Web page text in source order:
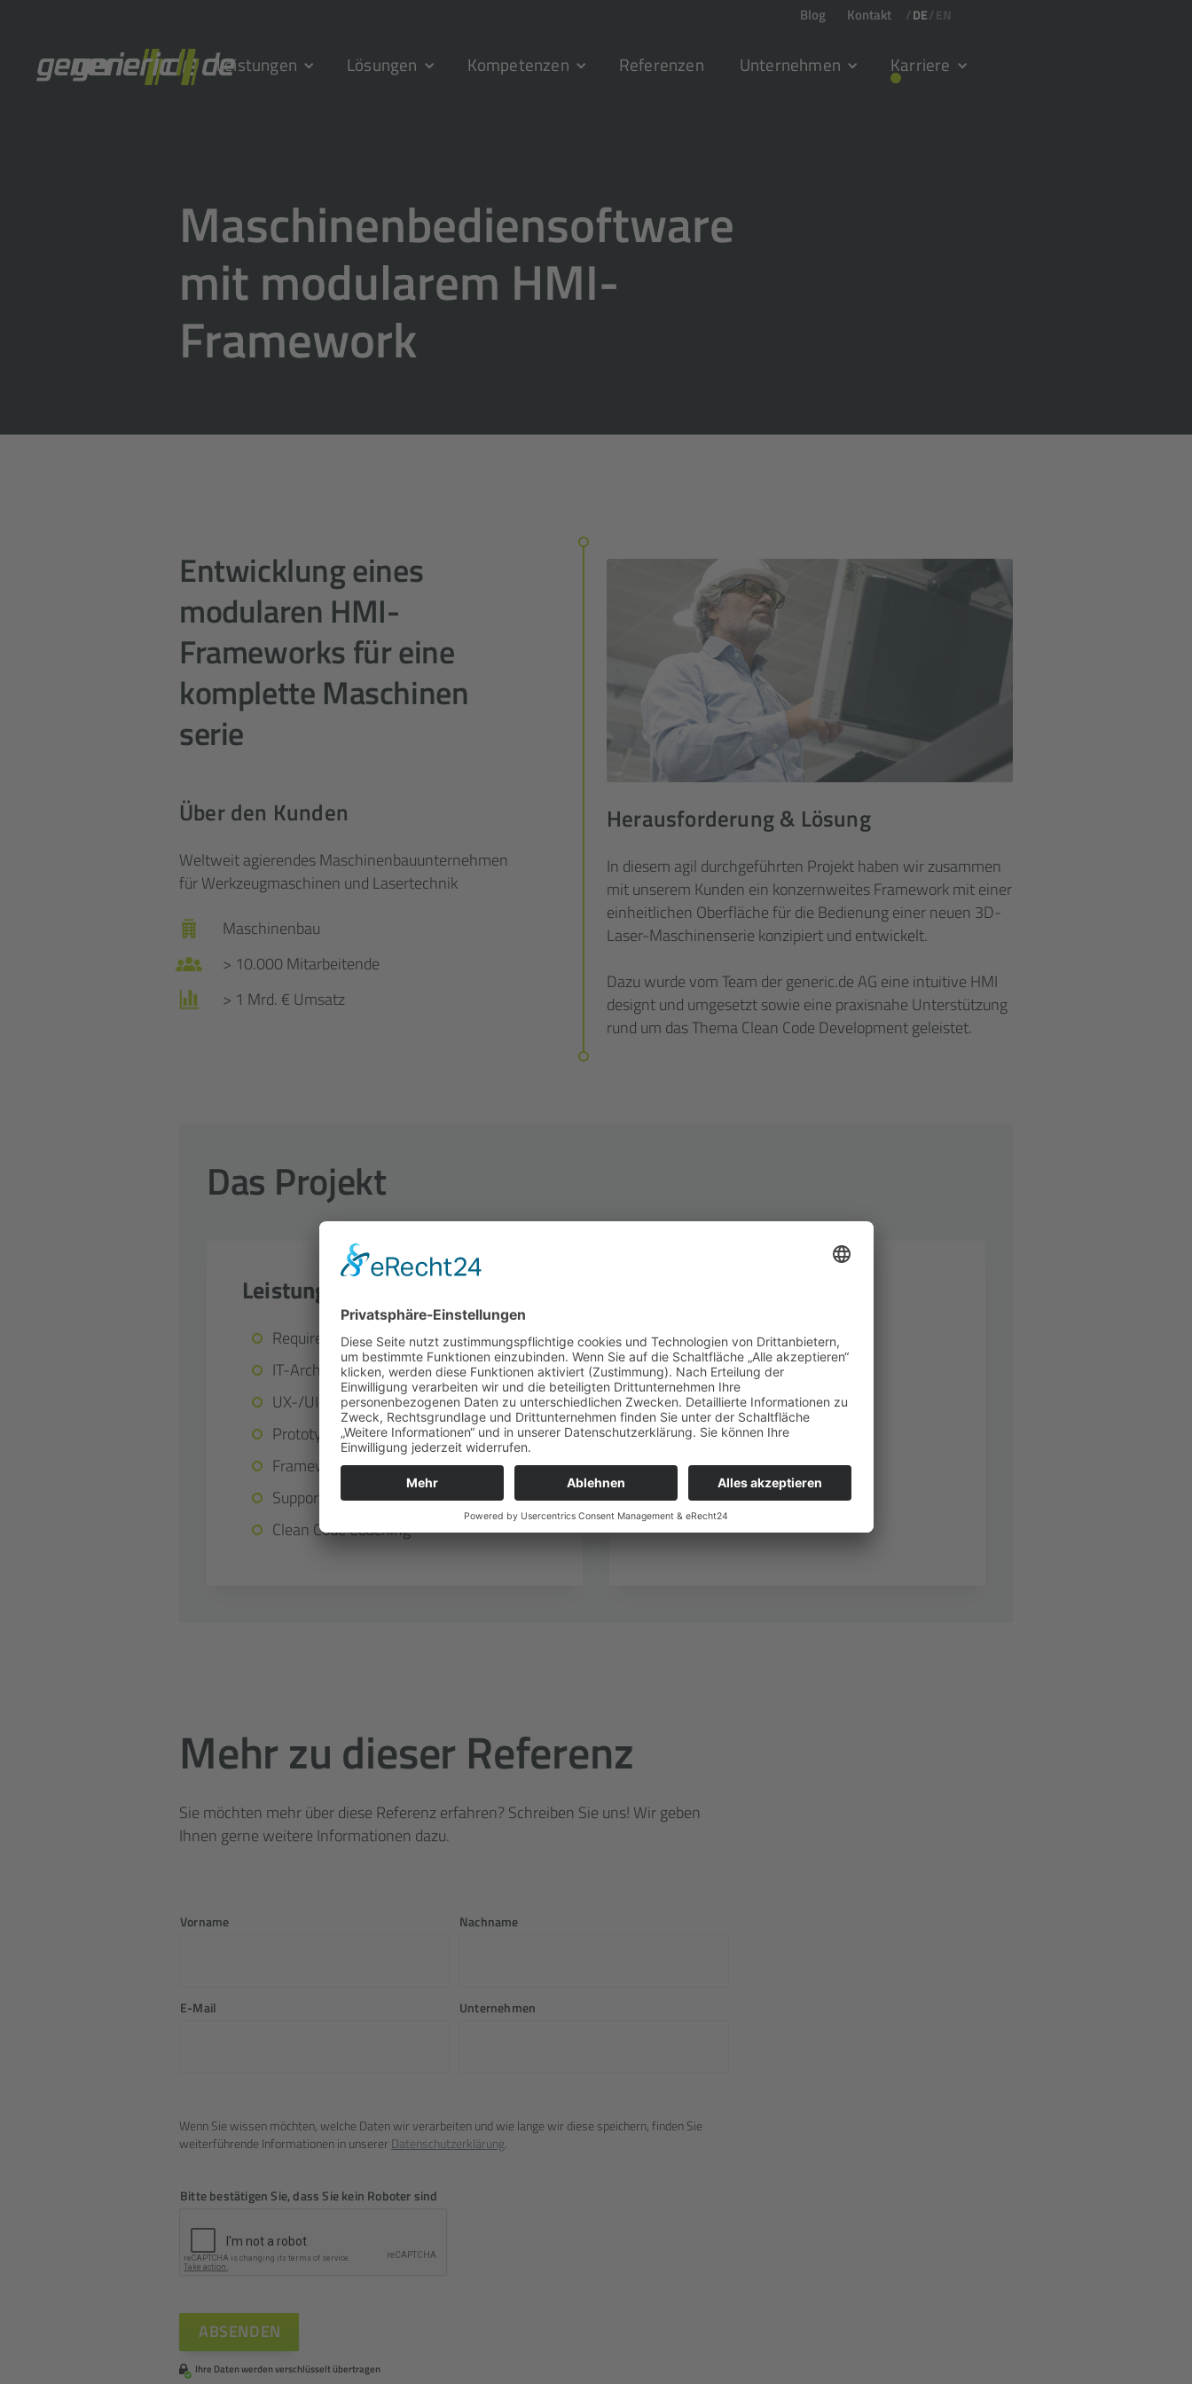
Blog Kontakt /DE/EN
Leistungen Lösungen Kompetenzen Referenzen Unternehmen Karriere
Maschinen­bedien­software
mit modularem HMI-
Framework
Entwicklung eines
modularen HMI-
Frameworks für eine
komplette Maschinen
serie
Über den Kunden
Weltweit agierendes Maschinenbauunternehmen
für Werkzeugmaschinen und Lasertechnik
Maschinenbau
> 10.000 Mitarbeitende
> 1 Mrd. € Umsatz
Herausforderung & Lösung
In diesem agil durchgeführten Projekt haben wir zusammen
mit unserem Kunden ein konzernweites Framework mit einer
einheitlichen Oberfläche für die Bedienung einer neuen 3D-
Laser-Maschinenserie konzipiert und entwickelt.
Dazu wurde vom Team der generic.de AG eine intuitive HMI
designt und umgesetzt sowie eine praxisnahe Unterstützung
rund um das Thema Clean Code Development geleistet.
Das Projekt
Leistungen
Requirements Engineering
IT-Architektur
UX-/UI-Design
Prototyping (PoC)
Framework-Entwicklung
Support
Clean Code Coaching
ASP .NET Core
Angular
C#
WPF
Mehr zu dieser Referenz
Sie möchten mehr über diese Referenz erfahren? Schreiben Sie uns! Wir geben
Ihnen gerne weitere Informationen dazu.
Vorname Nachname
E-Mail Unternehmen
Wenn Sie wissen möchten, welche Daten wir ver­ar­beiten und wie lange wir diese speichern, finden Sie
weiter­führende Infor­mationen in unsererDaten­schutz­erklärung.
Bitte bestätigen Sie, dass Sie kein Roboter sind
Ihre Daten werden verschlüsselt übertragen